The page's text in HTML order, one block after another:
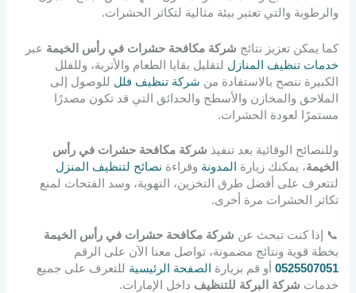
والرطوبة والتي تعتبر بيئة مثالية لتكاثر الحشرات.
كما يمكن تعزيز نتائج شركة مكافحة حشرات في رأس الخيمة عبر
خدمات تنظيف المنازل لتقليل بقايا الطعام والأتربة، وللفلل
الكبيرة ننصح بالاستفادة من شركة تنظيف فلل للوصول إلى
الملاحق والمخازن والأسطح والحدائق التي قد تكون مصدرًا
مستمرًا لعودة الحشرات.
وللنصائح الوقائية بعد تنفيذ شركة مكافحة حشرات في رأس
الخيمة، يمكنك زيارة المدونة وقراءة نصائح لتنظيف المنزل
لتتعرف على أفضل طرق التخزين، التهوية، وسد الفتحات لمنع
تكاثر الحشرات مرة أخرى.
📞 إذا كنت تبحث عن شركة مكافحة حشرات في رأس الخيمة
بخطة قوية ونتائج مضمونة، تواصل معنا الآن على الرقم
0525507051 أو قم بزيارة الصفحة الرئيسية للتعرف على جميع
خدمات شركة البركة للتنظيف داخل الإمارات.